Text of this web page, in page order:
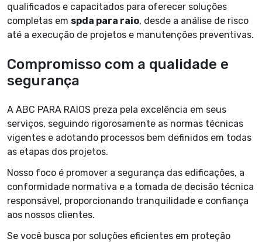
qualificados e capacitados para oferecer soluções
completas em spda para raio, desde a análise de risco
até a execução de projetos e manutenções preventivas.
Compromisso com a qualidade e
segurança
A ABC PARA RAIOS preza pela excelência em seus
serviços, seguindo rigorosamente as normas técnicas
vigentes e adotando processos bem definidos em todas
as etapas dos projetos.
Nosso foco é promover a segurança das edificações, a
conformidade normativa e a tomada de decisão técnica
responsável, proporcionando tranquilidade e confiança
aos nossos clientes.
Se você busca por soluções eficientes em proteção